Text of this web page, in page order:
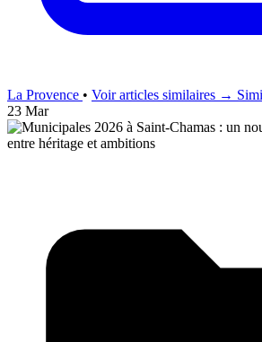
La Provence • Voir articles similaires →
23 Mar